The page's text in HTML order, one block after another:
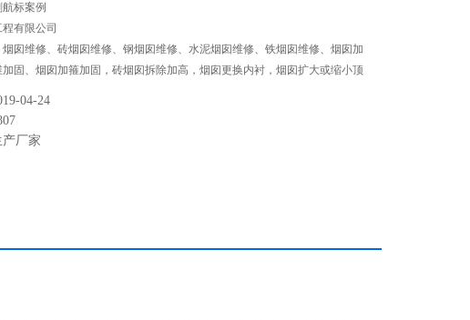
标案例
有限公司
囱维修、砖烟囱维修、钢烟囱维修、水泥烟囱维修、铁烟囱维修、烟囱加
加固、烟囱加箍加固，砖烟囱拆除加高，烟囱更换内衬，烟囱扩大或缩小顶
灰除尘，烟囱裂缝修补，烟囱顶口修补，旧包箍油漆更换，检修，烟囱更换避
防腐。
04-24
厂家